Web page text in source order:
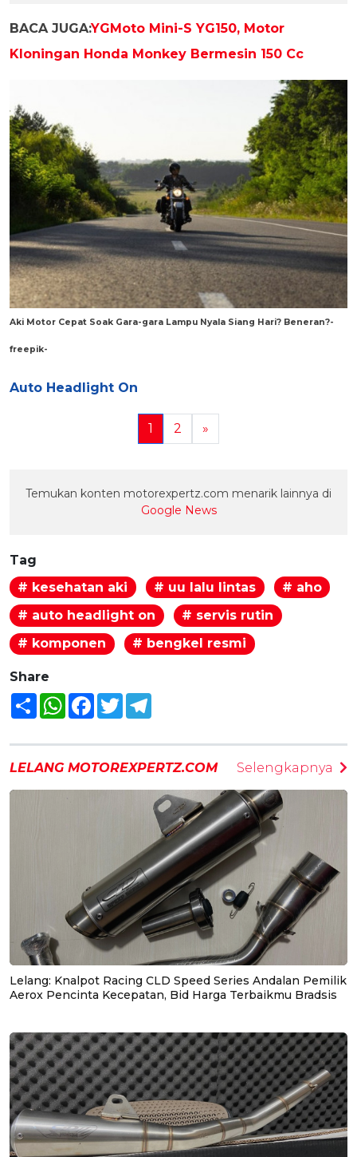
BACA JUGA:YGMoto Mini-S YG150, Motor
Kloningan Honda Monkey Bermesin 150 Cc
Aki Motor Cepat Soak Gara-gara Lampu Nyala Siang Hari? Beneran?-
freepik-
Auto Headlight On
1 2 »
Temukan konten motorexpertz.com menarik lainnya di
Google News
Tag
# kesehatan aki
# uu lalu lintas
# aho
# auto headlight on
# servis rutin
# komponen
# bengkel resmi
Share
Share WhatsAppFacebook
Twitter
LELANG MOTOREXPERTZ.COM Selengkapnya
Lelang: Knalpot Racing CLD Speed Series Andalan Pemilik
Aerox Pencinta Kecepatan, Bid Harga Terbaikmu Bradsis